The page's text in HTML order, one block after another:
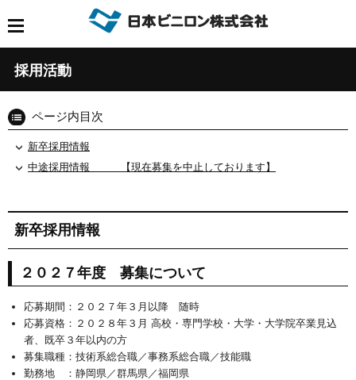
採用活動
ページ内目次
新卒採用情報
中途採用情報 【現在募集を中止しております】
新卒採用情報
２０２７年度 募集について
応募期間：２０２７年３月以降 随時
応募資格：２０２８年３月 高校・専門学校・大学・大学院卒業見込
者、既卒３年以内の方
募集職種：技術系総合職／事務系総合職／技能職
勤務地 ：静岡県／群馬県／福岡県